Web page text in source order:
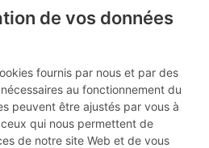
- Pointe
S
Jeudi 13 juillet
de vos données
fournis par nous et par des
au fonctionnement du
peuvent être ajustés par vous à
qui nous permettent de
de notre site Web et de vous